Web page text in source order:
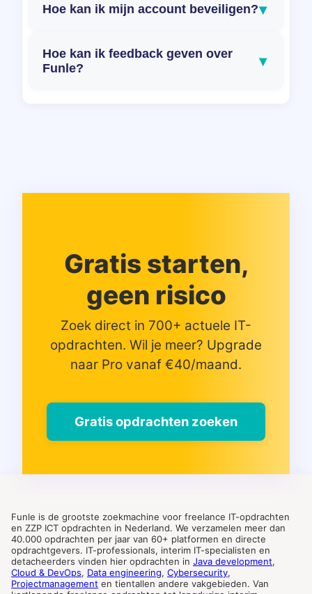
Hoe kan ik mijn account beveiligen?▾
Hoe kan ik feedback geven over
Funle?
▾
Gratis starten,
geen risico
Zoek direct in 700+ actuele IT-
opdrachten. Wil je meer? Upgrade
naar Pro vanaf €40/maand.
Gratis opdrachten zoeken
Funle is de grootste zoekmachine voor freelance IT-opdrachten
en ZZP ICT opdrachten in Nederland. We verzamelen meer dan
40.000 opdrachten per jaar van 60+ platformen en directe
opdrachtgevers. IT-professionals, interim IT-specialisten en
detacheerders vinden hier opdrachten in Java development,
Cloud & DevOps, Data engineering, Cybersecurity,
Projectmanagement en tientallen andere vakgebieden. Van